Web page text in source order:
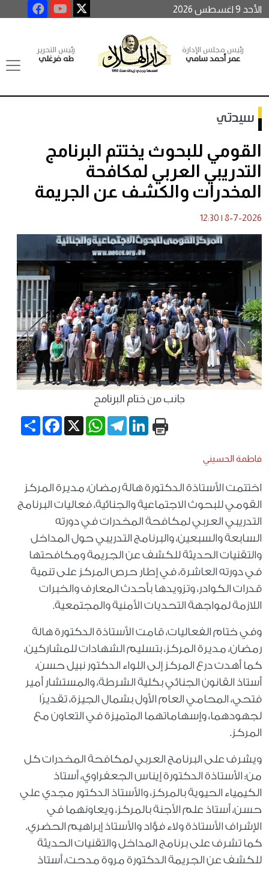
الأحد 9 اغسطس 2026
رئيس مجلس الإدارة
عمر أحمد سامي
رئيس التحرير
طه فرغلي
سيدتي
القومي للبحوث يختتم البرنامج
التدريبي العربي لمكافحة
المخدرات والكشف عن الجريمة
8-7-2026
|
12:30
جانب من ختام البرنامج
Share
Facebook X
WhatsApp
TelegramLinkedIn
فاطمة الحسيني
اختتمت الأستاذة الدكتورة هالة رمضان، مديرة المركز
القومي للبحوث الاجتماعية والجنائية، فعاليات البرنامج
التدريبي العربي لمكافحة المخدرات في دورته
السابعة والسبعين، والبرنامج التدريبي حول المداخل
والتقنيات الحديثة للكشف عن الجريمة ومكافحتها
في دورته العاشرة، في إطار حرص المركز على تنمية
قدرات الكوادر، وتزويدها بأحدث المعارف والخبرات
اللازمة لمواجهة التحديات الأمنية والمجتمعية.
وفي ختام الفعاليات، قامت الأستاذة الدكتورة هالة
رمضان، مديرة المركز، بتسليم الشهادات للمشاركين،
كما أهدت درع المركز إلى اللواء الدكتور نبيل حسن،
أستاذ القانون الجنائي بكلية الشرطة، والمستشار أمير
فتحي، المحامي العام الأول بشمال الجيزة، تقديرًا
لجهودهما، وإسهاماتهما المتميزة في التعاون مع
المركز.
ويشرف على البرنامج العربي لمكافحة المخدرات كل
من: الأستاذة الدكتورة إيناس الجعفراوي، أستاذ
الكيمياء الحيوية بالمركز، والأستاذ الدكتور مجدي علي
حسن، أستاذ علم الأجنة بالمركز، ويعاونهما في
الإشراف الأستاذة ولاء فؤاد والأستاذ إبراهيم الحضري.
كما تشرف على برنامج المداخل والتقنيات الحديثة
للكشف عن الجريمة الدكتورة مروة مدحت، أستاذ